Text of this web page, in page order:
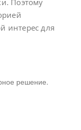
Поэтому
интерес для
решение.